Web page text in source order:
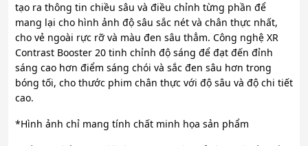
tạo ra thông tin chiều sâu và điều chỉnh từng phần để
mang lại cho hình ảnh độ sâu sắc nét và chân thực nhất,
cho vẻ ngoài rực rỡ và màu đen sâu thẳm. Công nghệ XR
Contrast Booster 20 tinh chỉnh độ sáng để đạt đến đỉnh
sáng cao hơn điểm sáng chói và sắc đen sâu hơn trong
bóng tối, cho thước phim chân thực với độ sâu và độ chi tiết
cao.
*Hình ảnh chỉ mang tính chất minh họa sản phẩm